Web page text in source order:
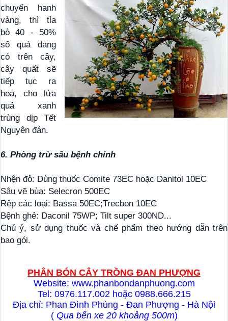
chuyển hanh
vàng, thì tỉa
bỏ 40 - 50%
số quả đang
có trên cây,
cây quất sẽ
tiếp tục ra
hoa, cho lứa
quả xanh
trùng dịp Tết
Nguyên đán.
6. Phòng trừ sâu bệnh chính
Nhện đỏ: Dùng thuốc Comite 73EC hoặc Danitol 10EC
Sâu vẽ bùa: Selecron 500EC
Rệp các loại: Bassa 50EC;Trecbon 10EC
Bệnh ghẻ: Daconil 75WP; Tilt super 300ND...
Chú ý, sử dụng thuốc và chế phẩm theo hướng dẫn trên
bao gói.
PHÂN BÓN CÂY TRỒNG ĐAN PHƯỢNG
Website: www.phanbondanphuong.com
Tel: 0976.117.002 hoặc 0988.666.215
Địa chỉ: Phan Đình Phùng - Đan Phượng - Hà Nội
( Qua bến xe 20 khoảng 500m)